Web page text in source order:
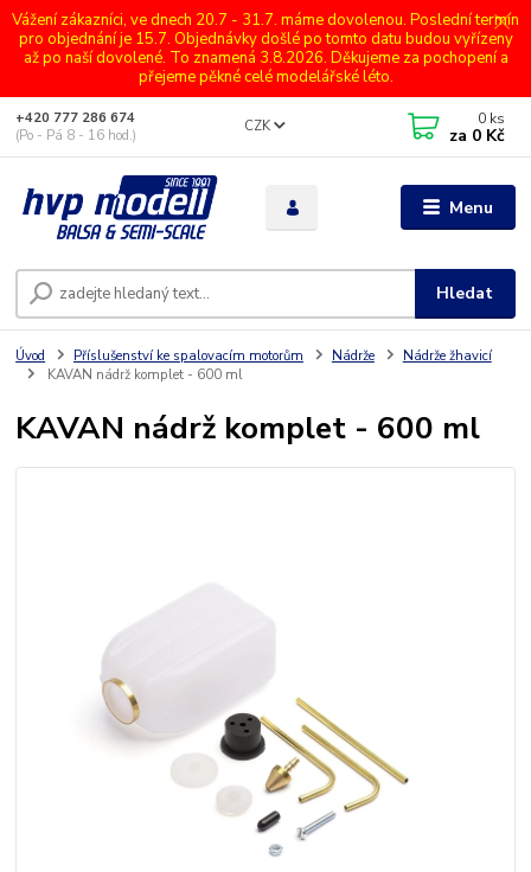
Vážení zákazníci, ve dnech 20.7 - 31.7. máme dovolenou. Poslední termín
pro objednání je 15.7. Objednávky došlé po tomto datu budou vyřízeny
až po naší dovolené. To znamená 3.8.2026. Děkujeme za pochopení a
přejeme pěkné celé modelářské léto.
Menu
CZK
Hledat
+420 777 286 674
(Po - Pá 8 - 16 hod.)
0 ks
za 0 Kč
Úvod Příslušenství ke spalovacím motorům Nádrže
Nádrže žhavicí
KAVAN nádrž komplet - 600 ml
KAVAN nádrž komplet - 600 ml